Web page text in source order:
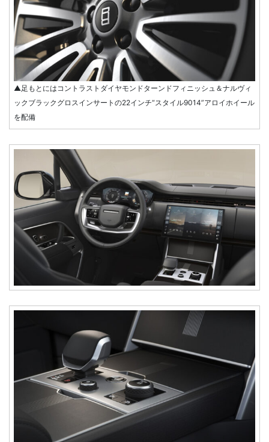
▲足もとにはコントラストダイヤモンドターンドフィニッシュ＆ナルヴィ
ックブラックグロスインサートの22インチ“スタイル9014”アロイホイール
を配備